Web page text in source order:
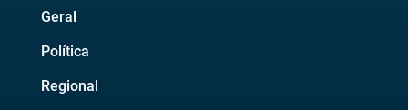
Geral
Política
Regional